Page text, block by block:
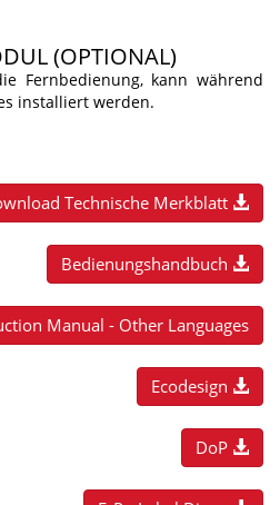
(OPTIONAL)
Fernbedienung, kann während
installiert werden.
Technische Merkblatt
Bedienungshandbuch
Manual - Other Languages
Ecodesign
DoP